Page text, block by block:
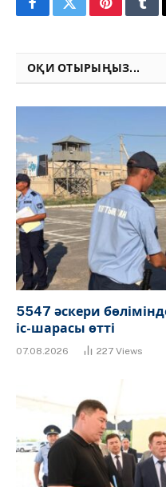
FacebookTwitterPinterest
ОҚИ ОТЫРЫҢЫЗ...
5547 әскери
іс-шарасы өтті
07.08.2026 227 Views